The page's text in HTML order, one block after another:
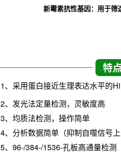
新霉素抗性基因：用于筛
特
1、采用蛋白接近生理表达水平的
2、发光法定量检测，灵敏度高
3、均质法检测，操作简单
4、分析数据简单（抑制自噬信号
5、96-/384-/1536-孔板高通量检测